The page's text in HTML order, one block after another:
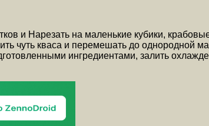
и Нарезать на маленькие кубики,
чуть кваса и перемешать до однородной
ингредиентами, залить